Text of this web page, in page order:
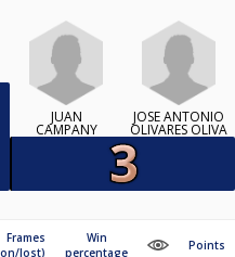
JUAN
CAMPANY
JOSÉ ANTONIO
OLIVARES OLIVA
Frames
lost)
Win
percentage
Points